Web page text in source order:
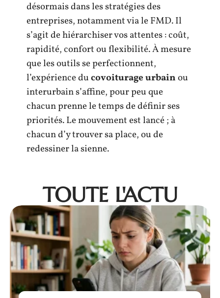
désormais dans les stratégies des
entreprises, notamment via le FMD. Il
s’agit de hiérarchiser vos attentes : coût,
rapidité, confort ou flexibilité. À mesure
que les outils se perfectionnent,
l’expérience ducovoiturage urbainou
interurbain s’affine, pour peu que
chacun prenne le temps de définir ses
priorités. Le mouvement est lancé ; à
chacun d’y trouver sa place, ou de
redessiner la sienne.
TOUTE L'ACTU